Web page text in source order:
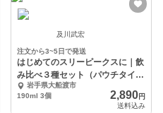
及川武宏
注文から3~5日で発送
はじめてのスリーピークスに｜飲
み比べ３種セット（パウチタイプ
３個）
岩手県大船渡市
190ml 3個
2,890円
送料込み